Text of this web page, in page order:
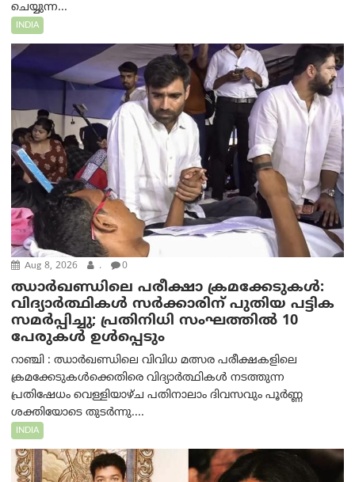
ചെയ്യുന്ന...
INDIA
Aug 8, 2026 . 0
ഝാര്‍ഖണ്ഡിലെ പരീക്ഷാ ക്രമക്കേടുകള്‍:
വിദ്യാർത്ഥികൾ സർക്കാരിന് പുതിയ പട്ടിക
സമർപ്പിച്ചു; പ്രതിനിധി സംഘത്തിൽ 10
പേരുകൾ ഉൾപ്പെടും
റാഞ്ചി : ഝാർഖണ്ഡിലെ വിവിധ മത്സര പരീക്ഷകളിലെ
ക്രമക്കേടുകൾക്കെതിരെ വിദ്യാർത്ഥികൾ നടത്തുന്ന
പ്രതിഷേധം വെള്ളിയാഴ്ച പതിനാലാം ദിവസവും പൂർണ്ണ
ശക്തിയോടെ തുടർന്നു....
INDIA